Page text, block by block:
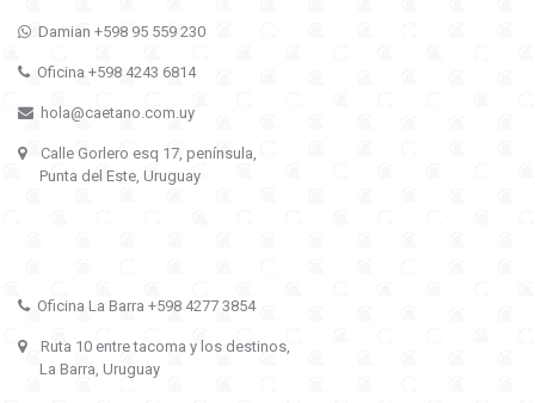
Damian +598 95 559 230
Oficina +598 4243 6814
hola@caetano.com.uy
Calle Gorlero esq 17, península,
Punta del Este, Uruguay
Oficina La Barra +598 4277 3854
Ruta 10 entre tacoma y los destinos,
La Barra, Uruguay